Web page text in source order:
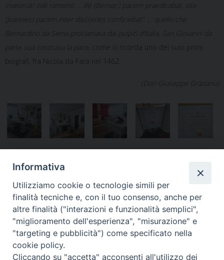
… ille (Bernar.) pacem praedicabat, iste
… quello che
Bernardino da Siena proclamava dai pulpiti d’Italia, San Giovanni da
, come ci ricorda uno dei suoi primi
biografi, fra Nicola da Fara nel 1462.
(Don Giuseppe Graziano)
Notificheapp
In preghiera per la pace in
Terra Santa
Accademia di Modena – Le
Informativa
Utilizziamo cookie o tecnologie simili per
finalità tecniche e, con il tuo consenso, anche per
altre finalità ("interazioni e funzionalità semplici",
"miglioramento dell'esperienza", "misurazione" e
"targeting e pubblicità") come specificato nella
cookie policy.
Cliccando su "accetta" acconsenti all'utilizzo dei